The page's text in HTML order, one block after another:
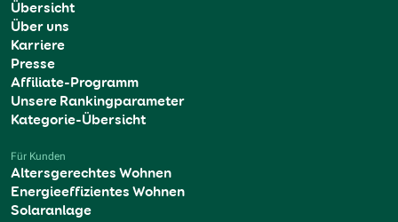
Übersicht
Über uns
Karriere
Presse
Affiliate-Programm
Unsere Rankingparameter
Kategorie-Übersicht
Für Kunden
Altersgerechtes Wohnen
Energieeffizientes Wohnen
Solaranlage